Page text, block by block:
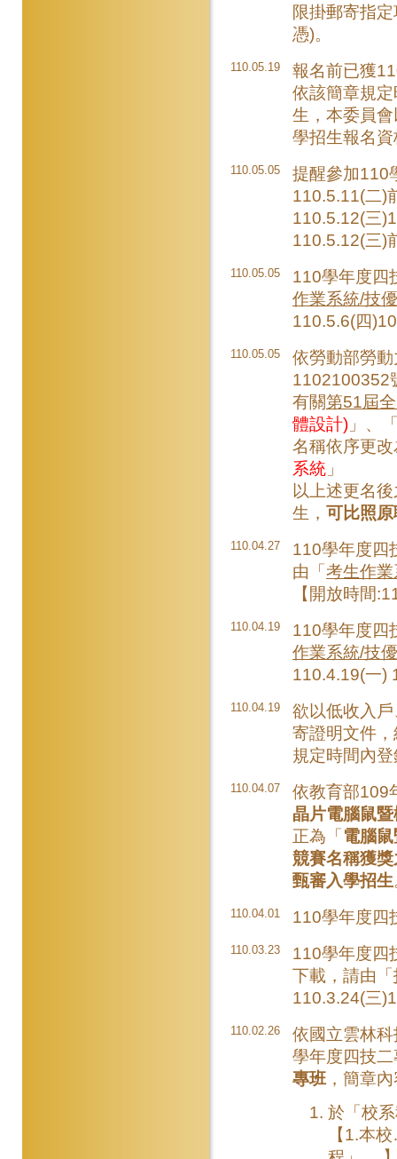
限掛郵寄指
憑)。
110.05.19
報名前已獲
依該簡章規
生，本委員
學招生報名
110.05.05
提醒參加110
110.5.11(二)
110.5.12(三
110.5.12(三)
110.05.05
110學年度四
作業系統/技
110.5.6(四
110.05.05
依勞動部勞
1102100352
有關第51屆
體設計) 」、
名稱依序更
系統 」
以上述更名
生， 可比照
110.04.27
110學年度四
由「考生作
【開放時間
110.04.19
110學年度四
作業系統/技
110.4.19(一)
110.04.19
欲以低收入
寄證明文件
規定時間內
110.04.07
依教育部109
晶片電腦鼠
正為「電腦
競賽名稱獲
甄審入學招生
110.04.01 110學年度四
110.03.23
110學年度四
下載，請由「
110.3.24(三
110.02.26
依國立雲林
學年度四技
專班 ，簡章
於「校
【1.本